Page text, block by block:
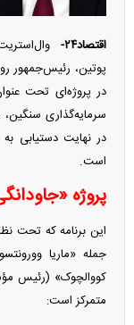
اقتصاد۲۴-
در پروژه‌ای تحت
سرمایه‌گذاری سنگین،
در نهایت دستیابی
است.
پروژه
این برنامه که تحت
جمله «ماریا
کووالچوک» (رئیس
متمرکز است: